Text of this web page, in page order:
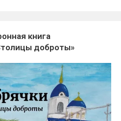
книга
доброты»